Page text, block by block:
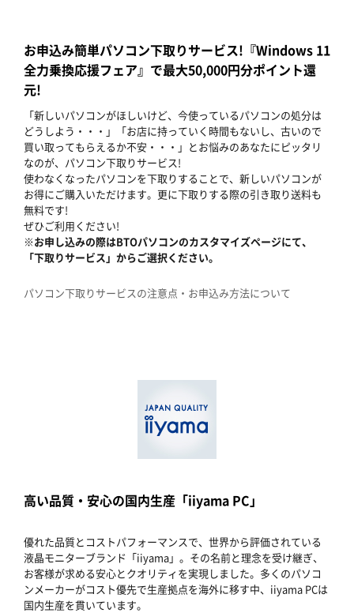
お申込み簡単パソコン下取りサービス!『Windows 11
全力乗換応援フェア』で最大50,000円分ポイント還
元!
「新しいパソコンがほしいけど、今使っているパソコンの処分は
どうしよう・・・」「お店に持っていく時間もないし、古いので
買い取ってもらえるか不安・・・」とお悩みのあなたにピッタリ
なのが、パソコン下取りサービス!
使わなくなったパソコンを下取りすることで、新しいパソコンが
お得にご購入いただけます。更に下取りする際の引き取り送料も
無料です!
ぜひご利用ください!
※お申し込みの際はBTOパソコンのカスタマイズページにて、
「下取りサービス」からご選択ください。
パソコン下取りサービスの注意点・お申込み方法について
高い品質・安心の国内生産「iiyama PC」
優れた品質とコストパフォーマンスで、世界から評価されている
液晶モニターブランド「iiyama」。その名前と理念を受け継ぎ、
お客様が求める安心とクオリティを実現しました。多くのパソコ
ンメーカーがコスト優先で生産拠点を海外に移す中、iiyama PCは
国内生産を貫いています。